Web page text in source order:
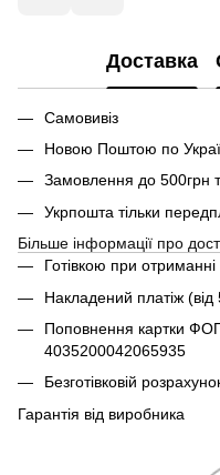
Доставка
Самовивіз
Новою Поштою по
Замовлення до 500грн
Укрпошта тільки
Більше інформації про
Готівкою при отриманні
Накладений платіж (від
Поповнення картки ФОП
4035200042065935
Безготівковій
Гарантія від виробника